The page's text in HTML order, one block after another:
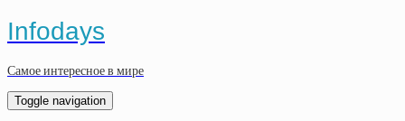
Infodays
Самое интересное в мире
Toggle navigation